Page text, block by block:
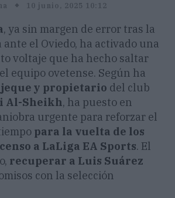
10 junio, 2025 10:12
, ya sin margen de error tras la
ante el Oviedo, ha activado una
voltaje que ha hecho saltar
equipo ovetense. Según ha
y propietario del club
Al-Sheikh, ha puesto en
urgente para reforzar el
para la vuelta de los
a LaLiga EA Sports. El
recuperar a Luis Suárez
con la selección